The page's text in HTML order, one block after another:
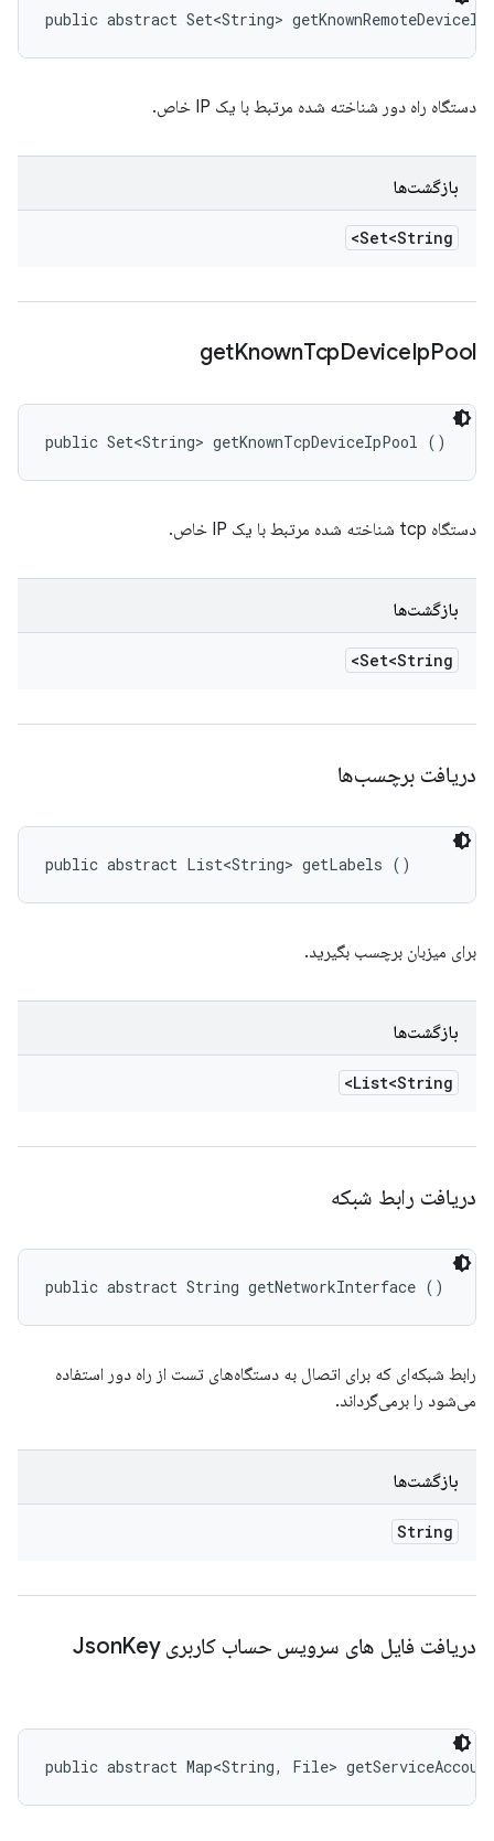
public abstract Set<String>
دستگاه راه دور شناخته شده مرتبط با یک IP خاص.
بازگشت‌ها
Set<String>
getKnownTcpDeviceIpPool
public Set<String> getKnownTcpDeviceIpPool ()
دستگاه tcp شناخته شده مرتبط با یک IP خاص.
بازگشت‌ها
Set<String>
دریافت برچسب‌ها
public abstract List<String> getLabels ()
برای میزبان برچسب بگیرید.
بازگشت‌ها
List<String>
دریافت رابط شبکه
public abstract String getNetworkInterface ()
رابط شبکه‌ای که برای اتصال به دستگاه‌های تست از راه دور استفاده
می‌شود را برمی‌گرداند.
بازگشت‌ها
String
دریافت فایل های سرویس حساب کاربری JsonKey
public abstract Map<String, File>